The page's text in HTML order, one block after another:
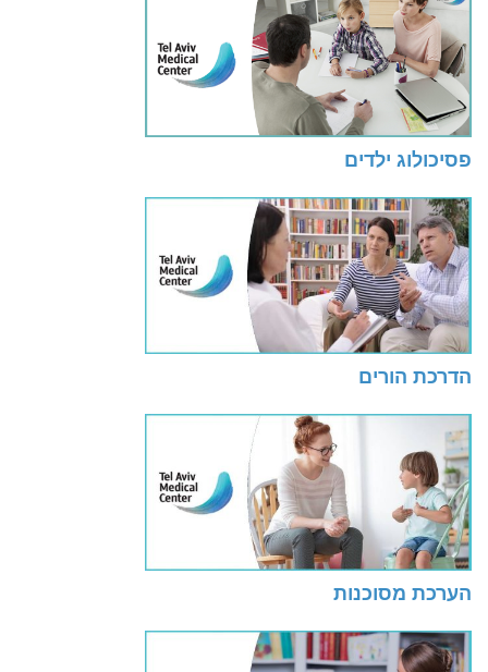
פסיכולוג ילדים
הדרכת הורים
הערכת מסוכנות